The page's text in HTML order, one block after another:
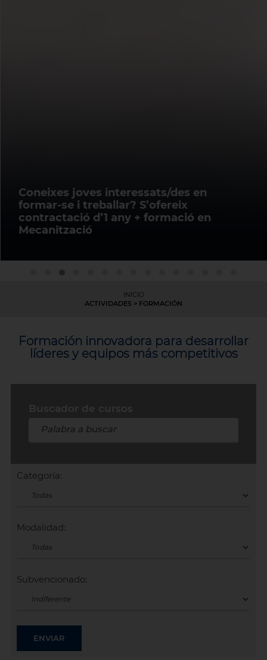
Coneixes joves interessats/des en
formar-se i treballar? S’ofereix
contractació d’1 any + formació en
Mecanització
INICIO
ACTIVIDADES > FORMACIÓN
Formación innovadora para desarrollar
líderes y equipos más competitivos
Categoría:
Modalidad:
Subvencionado: